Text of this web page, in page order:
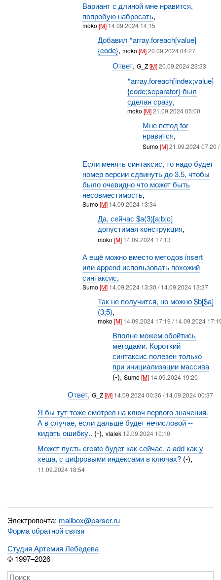
Вариант с длиной мне нравится,
попробую набросать,
moko[M] 14.09.2024 14:15
Добавил ^array.foreach[value]
{code}, moko[M] 20.09.2024 04:27
Ответ, G_Z[M]20.09.2024 23:33
^array.foreach[index;value]
{code;separator} был
сделан сразу,
moko[M]21.09.2024 05:00
Мне петод for
нравится,
Sumo[M]21.09.2024 07:20
Если менять синтаксис, то надо будет
номер версии сдвинуть до 3.5, чтобы
было очевидно что может быть
несовместимость,
Sumo[M] 14.09.2024 13:34
Да, сейчас $a(3)[a;b;c]
допустимая конструкция,
moko[M] 14.09.2024 17:13
А ещё можно вместо методов insert
или append использовать похожий
синтаксис,
Sumo[M] 14.09.2024 13:30 / 14.09.2024 13:37
Так не получится, но можно $b[$a]
(3;5),
moko[M] 14.09.2024 17:19 / 14.09.2024
Вполне можем обойтись
методами. Короткий
синтаксис полезен только
при инициализации массива
(-), Sumo[M] 14.09.2024 19:20
Ответ, G_Z[M] 14.09.2024 00:36 / 14.09.2024 00:37
Я бы тут тоже смотрел на ключ первого значения.
А в случае, если дальше будет нечисловой --
кидать ошибку.. (-), vlalek 12.09.2024 10:10
Может пусть create будет как сейчас, а add как у
хеша, с цифровыми индексами в ключах?(-),
11.09.2024 18:54
Электропочта: mailbox@parser.ru
Форма обратной связи
Студия Артемия Лебедева
© 1997–2026